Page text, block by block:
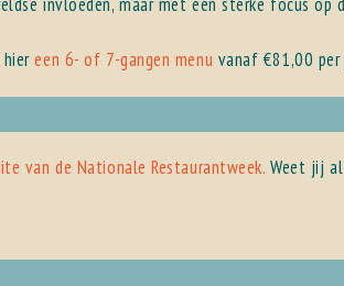
hiereen 6- of 7-gangen menu vanaf €81,00 per
van de Nationale Restaurantweek. Weet jij